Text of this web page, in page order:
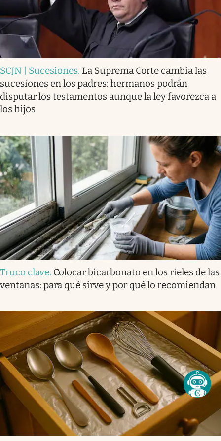
SCJN | Sucesiones. La Suprema Corte cambia las
sucesiones en los padres: hermanos podrán
disputar los testamentos aunque la ley favorezca a
los hijos
Truco clave. Colocar bicarbonato en los rieles de las
ventanas: para qué sirve y por qué lo recomiendan